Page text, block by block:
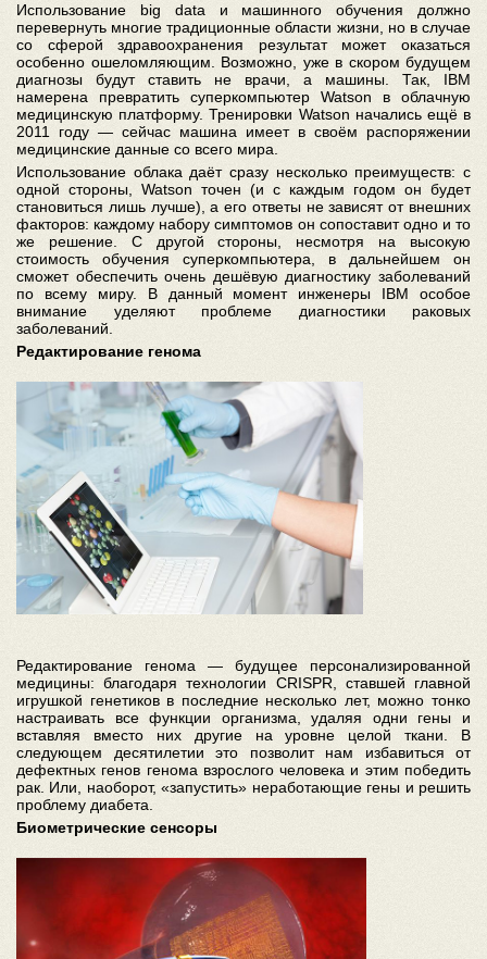
Использование big data и машинного обучения должно
перевернуть многие традиционные области жизни, но в случае
со сферой здравоохранения результат может оказаться
особенно ошеломляющим. Возможно, уже в скором будущем
диагнозы будут ставить не врачи, а машины. Так, IBM
намерена превратить суперкомпьютер Watson в облачную
медицинскую платформу. Тренировки Watson начались ещё в
2011 году — сейчас машина имеет в своём распоряжении
медицинские данные со всего мира.
Использование облака даёт сразу несколько преимуществ: с
одной стороны, Watson точен (и с каждым годом он будет
становиться лишь лучше), а его ответы не зависят от внешних
факторов: каждому набору симптомов он сопоставит одно и то
же решение. С другой стороны, несмотря на высокую
стоимость обучения суперкомпьютера, в дальнейшем он
сможет обеспечить очень дешёвую диагностику заболеваний
по всему миру. В данный момент инженеры IBM особое
внимание уделяют проблеме диагностики раковых
заболеваний.
Редактирование генома
Редактирование генома — будущее персонализированной
медицины: благодаря технологии CRISPR, ставшей главной
игрушкой генетиков в последние несколько лет, можно тонко
настраивать все функции организма, удаляя одни гены и
вставляя вместо них другие на уровне целой ткани. В
следующем десятилетии это позволит нам избавиться от
дефектных генов генома взрослого человека и этим победить
рак. Или, наоборот, «запустить» неработающие гены и решить
проблему диабета.
Биометрические сенсоры